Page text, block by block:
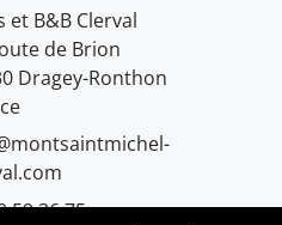
et B&B Clerval
de Brion
Dragey-Ronthon